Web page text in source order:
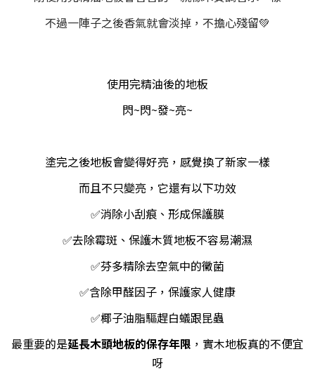
不過一陣子之後香氣就會淡掉，不擔心殘留💚
使用完精油後的地板
閃~閃~發~亮~
塗完之後地板會變得好亮，感覺換了新家一樣
而且不只變亮，它還有以下功效
✅消除小刮痕、形成保護膜
✅去除霉斑、 保護木質地板不容易潮濕
✅芬多精除去空氣中的黴菌
✅含除甲醛因子，保護家人健康
✅椰子油脂驅趕白蟻跟昆蟲
最重要的是延長木頭地板的保存年限 ，實木地板真的不便宜
呀